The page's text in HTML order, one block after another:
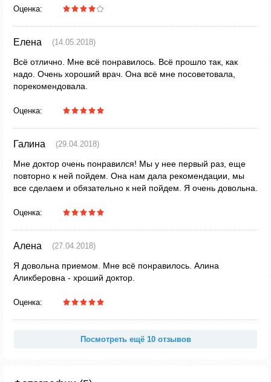
Оценка:
Елена (14.05.2018)
Всё отлично. Мне всё понравилось. Всё прошло так, как
надо. Очень хороший врач. Она всё мне посоветовала,
порекомендовала.
Оценка:
Галина (29.04.2018)
Мне доктор очень понравился! Мы у нее первый раз, еще
повторно к ней пойдем. Она нам дала рекомендации, мы
все сделаем и обязательно к ней пойдем. Я очень довольна.
Оценка:
Алена (27.04.2018)
Я довольна приемом. Мне всё понравилось. Алина
Аликберовна - хроший доктор.
Оценка:
Посмотреть ещё 10 отзывов